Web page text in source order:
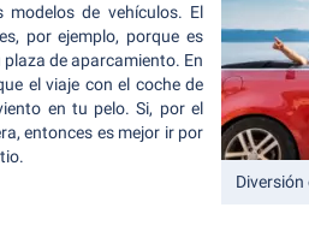
de vehículos. El
por ejemplo, porque es
de aparcamiento. En
el viaje con el coche de
en tu pelo. Si, por el
entonces es mejor ir por